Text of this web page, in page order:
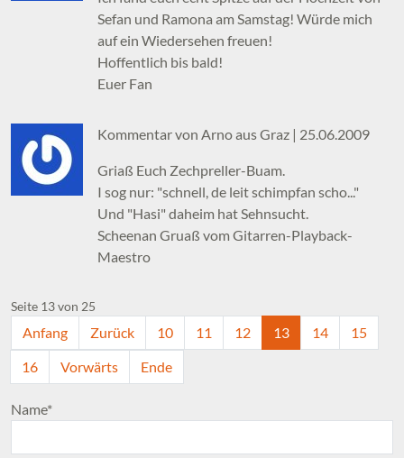
Sefan und Ramona am Samstag! Würde mich
auf ein Wiedersehen freuen!
Hoffentlich bis bald!
Euer Fan
Kommentar von Arno aus Graz | 25.06.2009
Griaß Euch Zechpreller-Buam.
I sog nur: "schnell, de leit schimpfan scho..."
Und "Hasi" daheim hat Sehnsucht.
Scheenan Gruaß vom Gitarren-Playback-
Maestro
Seite 13 von 25
Anfang Zurück 10 11 12 13 14
15
16
Vorwärts Ende
Pflichtfeld
Name*